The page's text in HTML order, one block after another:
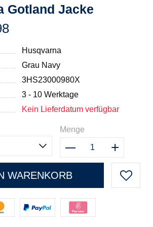
Gotland Jacke
Husqvarna
Grau Navy
3HS23000980X
3 - 10 Werktage
Kein Lieferdatum verfügbar
Menge
WARENKORB